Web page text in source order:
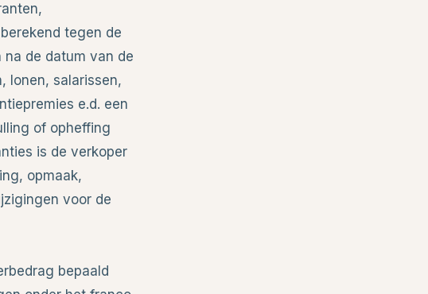
tegen de
de datum van de
lonen, salarissen,
e.d. een
of opheffing
is de verkoper
opmaak,
voor de
bepaald